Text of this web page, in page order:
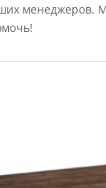
менеджеров.